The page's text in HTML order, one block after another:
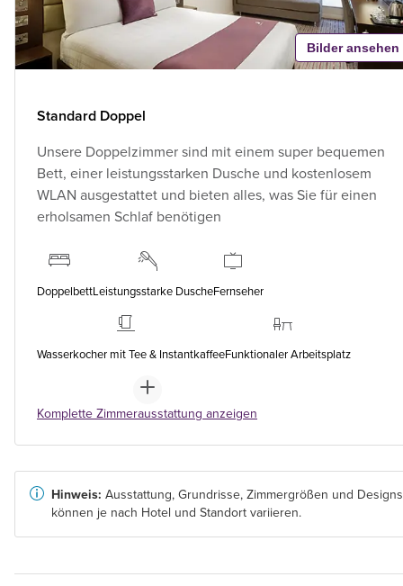
Bilder ansehen
Standard Doppel
Unsere Doppelzimmer sind mit einem super bequemen
Bett, einer leistungsstarken Dusche und kostenlosem
WLAN ausgestattet und bieten alles, was Sie für einen
erholsamen Schlaf benötigen
DoppelbettLeistungsstarke DuscheFernseher
Wasserkocher mit Tee & InstantkaffeeFunktionaler Arbeitsplatz
Komplette Zimmerausstattung anzeigen
Hinweis: Ausstattung, Grundrisse, Zimmergrößen und Designs
können je nach Hotel und Standort variieren.